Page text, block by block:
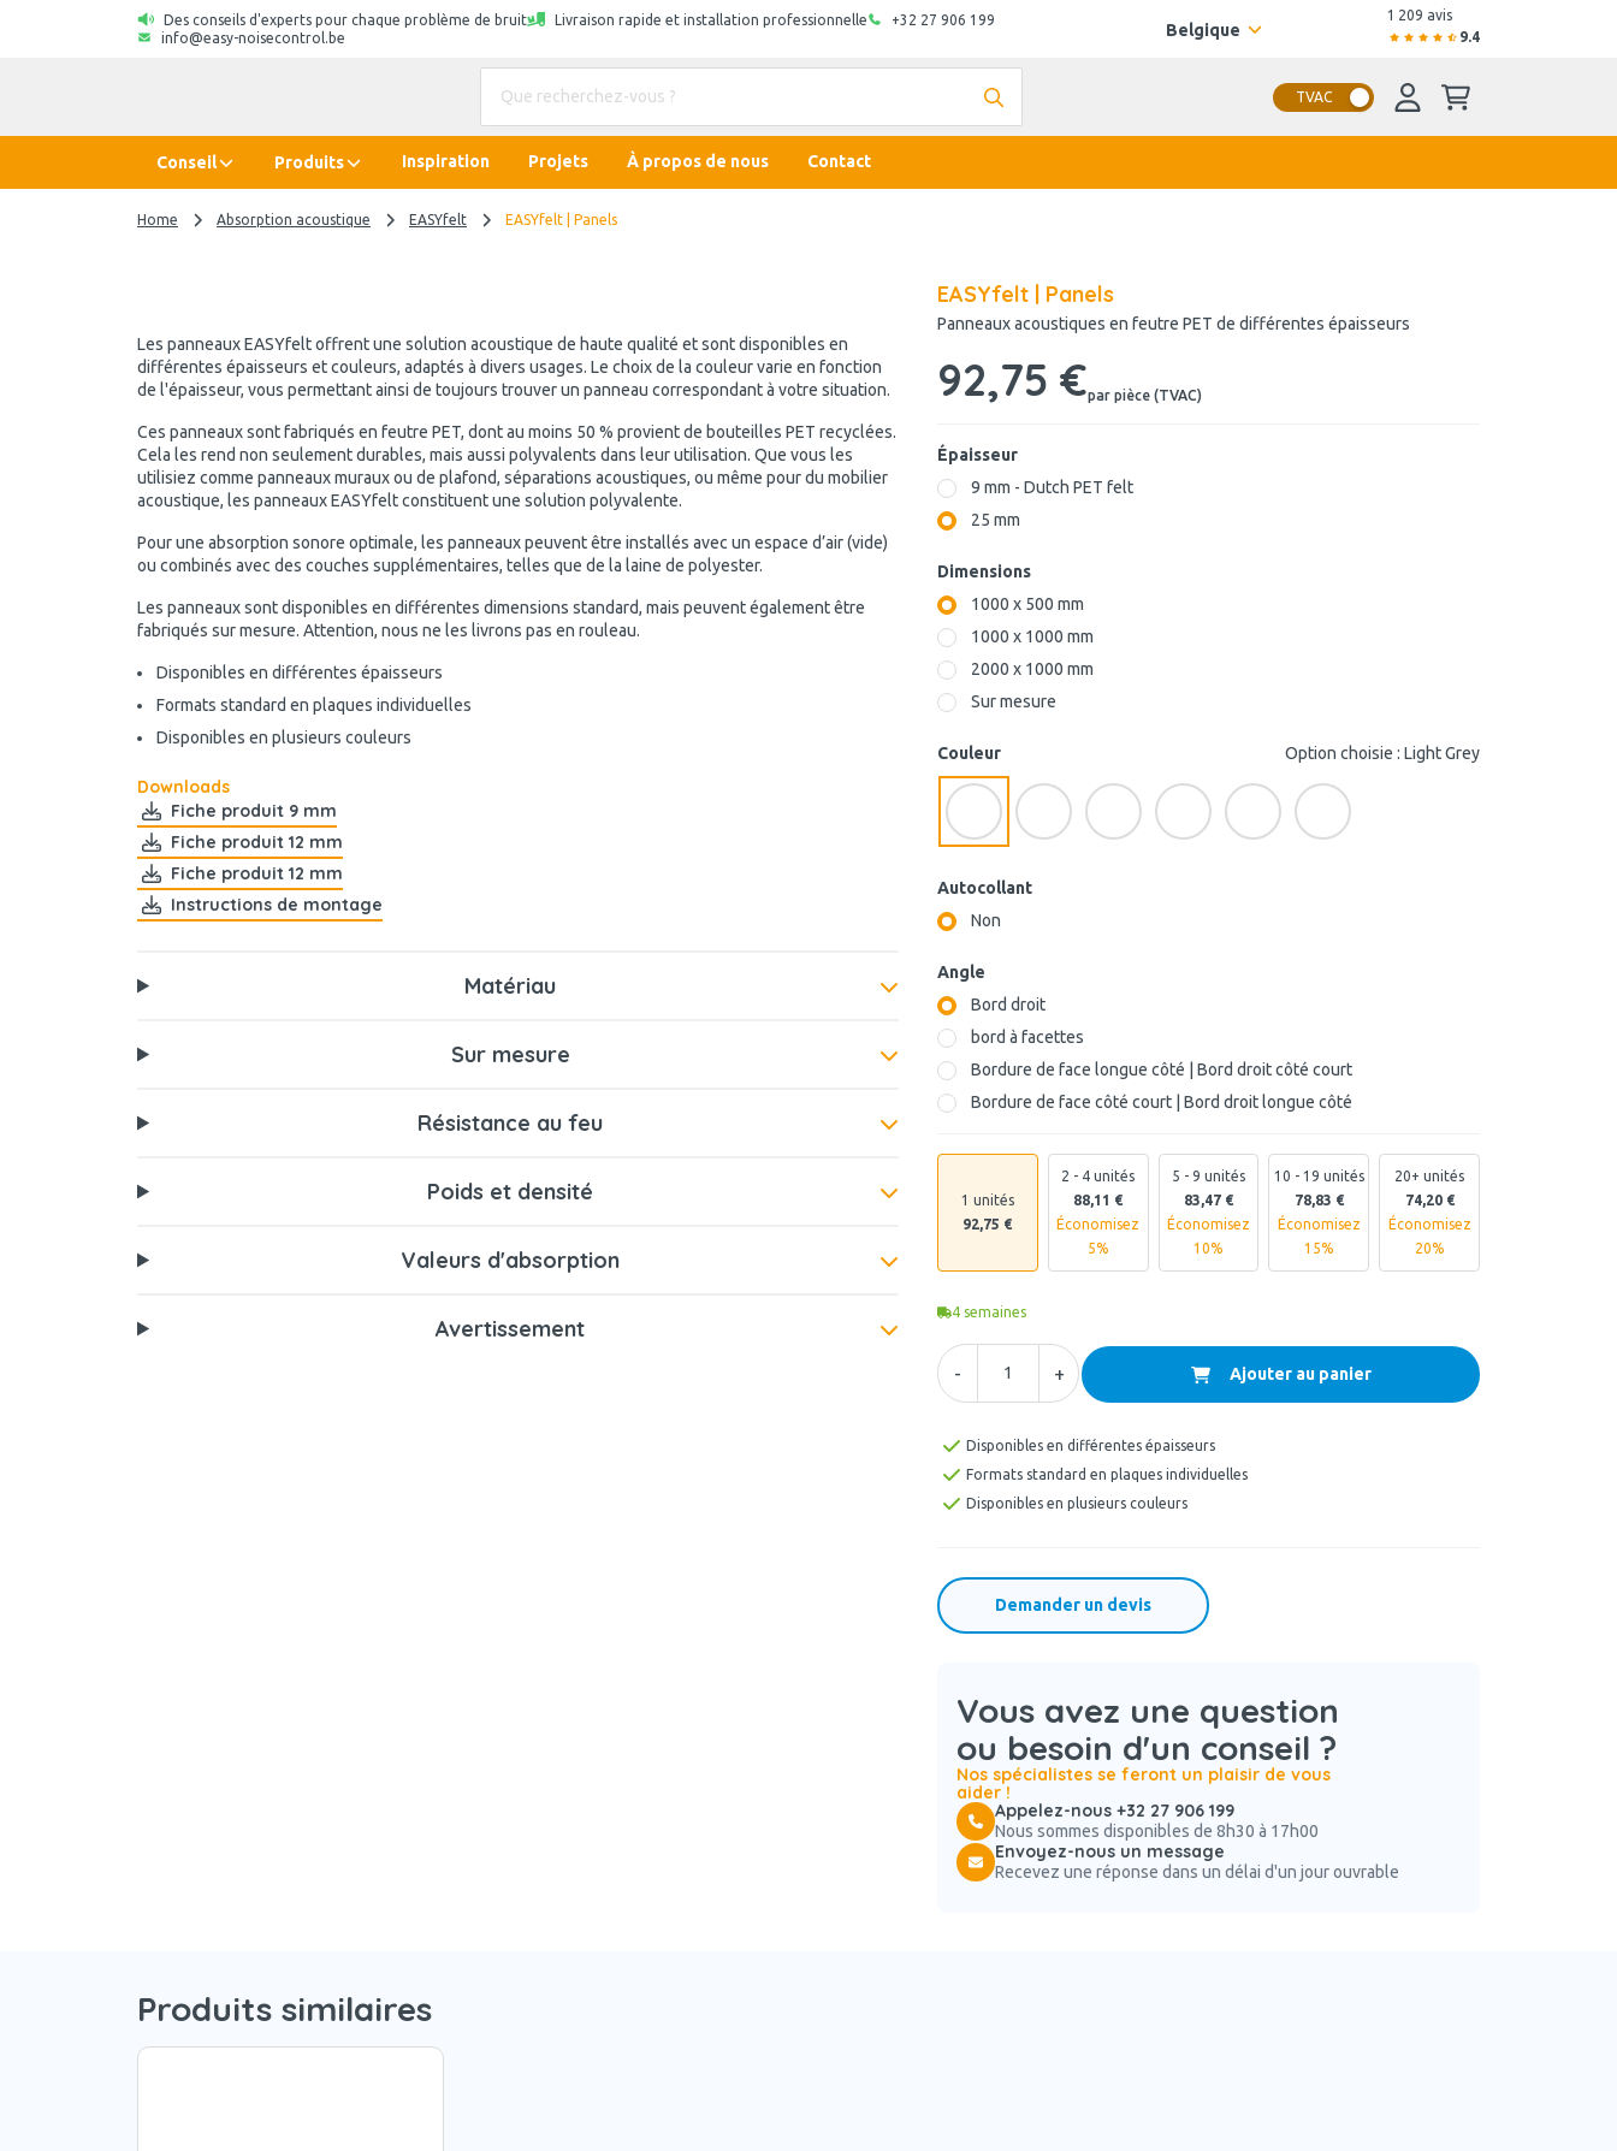
Des conseils d'experts pour chaque problème de bruit Livraison rapide et installation professionnelle
+32 27 906 199
info@easy-noisecontrol.be
Belgique
1 209 avis
9.4
TVAC
Conseil Produits Inspiration Projets À propos de nous Contact
Home Absorption acoustique EASYfelt EASYfelt | Panels
EASYfelt | Panels
Panneaux acoustiques en feutre PET de différentes épaisseurs
92,75 €par pièce (TVAC)
Épaisseur
9 mm - Dutch PET felt
25 mm
Dimensions
1000 x 500 mm
1000 x 1000 mm
2000 x 1000 mm
Sur mesure
Couleur Option choisie : Light Grey
Autocollant
Non
Angle
Bord droit
bord à facettes
Bordure de face longue côté | Bord droit côté court
Bordure de face côté court | Bord droit longue côté
1 unités
92,75 €
2 - 4 unités
88,11 €
Économisez
5%
5 - 9 unités
83,47 €
Économisez
10%
10 - 19 unités
78,83 €
Économisez
15%
20+ unités
74,20 €
Économisez
20%
4 semaines
- + Ajouter au panier
Disponibles en différentes épaisseurs
Formats standard en plaques individuelles
Disponibles en plusieurs couleurs
Demander un devis
Vous avez une question
ou besoin d'un conseil ?
Nos spécialistes se feront un plaisir de vous
aider !
Appelez-nous +32 27 906 199
Nous sommes disponibles de 8h30 à 17h00
Envoyez-nous un message
Recevez une réponse dans un délai d'un jour ouvrable
Les panneaux EASYfelt offrent une solution acoustique de haute qualité et sont disponibles en
différentes épaisseurs et couleurs, adaptés à divers usages. Le choix de la couleur varie en fonction
de l'épaisseur, vous permettant ainsi de toujours trouver un panneau correspondant à votre situation.
Ces panneaux sont fabriqués en feutre PET, dont au moins 50 % provient de bouteilles PET recyclées.
Cela les rend non seulement durables, mais aussi polyvalents dans leur utilisation. Que vous les
utilisiez comme panneaux muraux ou de plafond, séparations acoustiques, ou même pour du mobilier
acoustique, les panneaux EASYfelt constituent une solution polyvalente.
Pour une absorption sonore optimale, les panneaux peuvent être installés avec un espace d’air (vide)
ou combinés avec des couches supplémentaires, telles que de la laine de polyester.
Les panneaux sont disponibles en différentes dimensions standard, mais peuvent également être
fabriqués sur mesure. Attention, nous ne les livrons pas en rouleau.
Disponibles en différentes épaisseurs
Formats standard en plaques individuelles
Disponibles en plusieurs couleurs
Downloads
Fiche produit 9 mm
Fiche produit 12 mm
Fiche produit 12 mm
Instructions de montage
Matériau
Sur mesure
Résistance au feu
Poids et densité
Valeurs d'absorption
Avertissement
Produits similaires